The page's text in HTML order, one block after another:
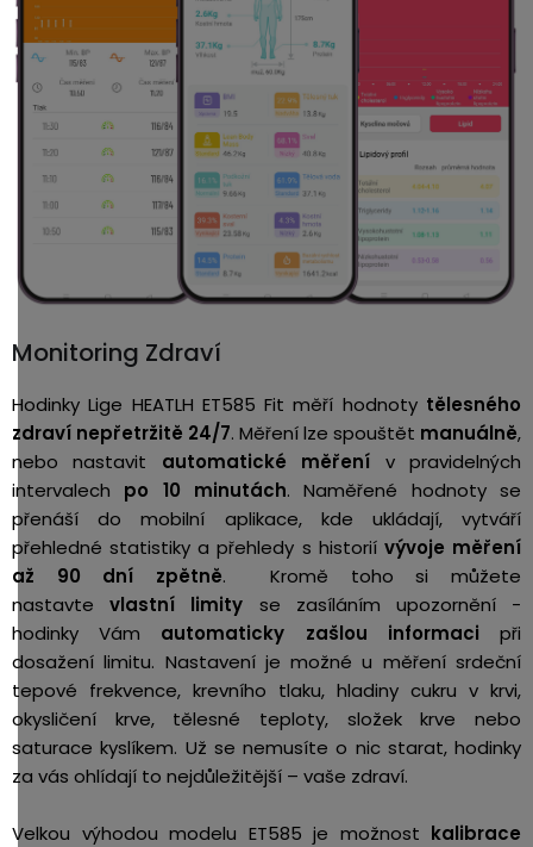
Monitoring Zdraví
Hodinky Lige HEATLH ET585 Fit měří hodnoty tělesného
zdraví nepřetržitě 24/7. Měření lze spouštět manuálně,
nebo nastavit automatické měření v pravidelných
intervalech po 10 minutách. Naměřené hodnoty se
přenáší do mobilní aplikace, kde ukládají, vytváří
přehledné statistiky a přehledy s historií vývoje měření
až 90 dní zpětně. Kromě toho si můžete
nastavtevlastní limity se zasíláním upozornění -
hodinky Vám automaticky zašlou informacipři
dosažení limitu. Nastavení je možné u měření srdeční
tepové frekvence, krevního tlaku, hladiny cukru v krvi,
okysličení krve, tělesné teploty, složek krve nebo
saturace kyslíkem. Už se nemusíte o nic starat, hodinky
za vás ohlídají to nejdůležitější – vaše zdraví.
Velkou výhodou modelu ET585 je možnost kalibrace